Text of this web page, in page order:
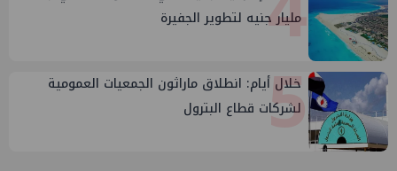
مليار جنيه لتطوير الجفيرة
5
خلال أيام: انطلاق ماراثون الجمعيات العمومية
لشركات قطاع البترول